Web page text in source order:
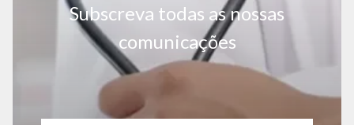
Subscreva todas as nossas
comunicações